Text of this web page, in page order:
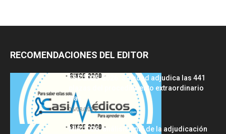
RECOMENDACIONES DEL EDITOR
FSE 2025-2026: Sanidad adjudica las 441
plazas del procedimiento extraordinario
tras...
06/08/2026
MIR 2026: análisis final de la adjudicación